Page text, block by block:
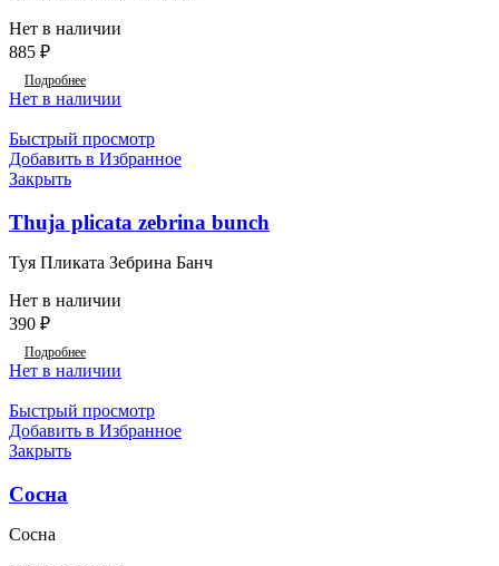
Нет в наличии
885 ₽
Подробнее
Нет в наличии
Быстрый просмотр
Добавить в Избранное
Закрыть
Thuja plicata zebrina bunch
Туя Пликата Зебрина Банч
Нет в наличии
390 ₽
Подробнее
Нет в наличии
Быстрый просмотр
Добавить в Избранное
Закрыть
Сосна
Сосна